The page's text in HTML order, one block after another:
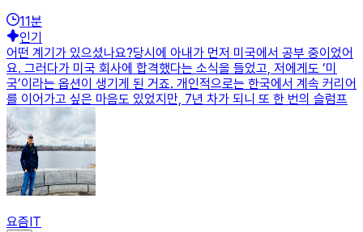
11분
인기
어떤 계기가 있으셨나요?당시에 아내가 먼저 미국에서 공부 중이었어
요. 그러다가 미국 회사에 합격했다는 소식을 들었고, 저에게도 ‘미
국’이라는 옵션이 생기게 된 거죠. 개인적으로는 한국에서 계속 커리어
를 이어가고 싶은 마음도 있었지만, 7년 차가 되니 또 한 번의 슬럼프
요즘IT